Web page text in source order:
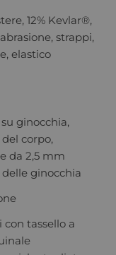
12% Kevlar®,
strappi,
elastico
ginocchia,
corpo,
da 2,5 mm
ginocchia
tassello a